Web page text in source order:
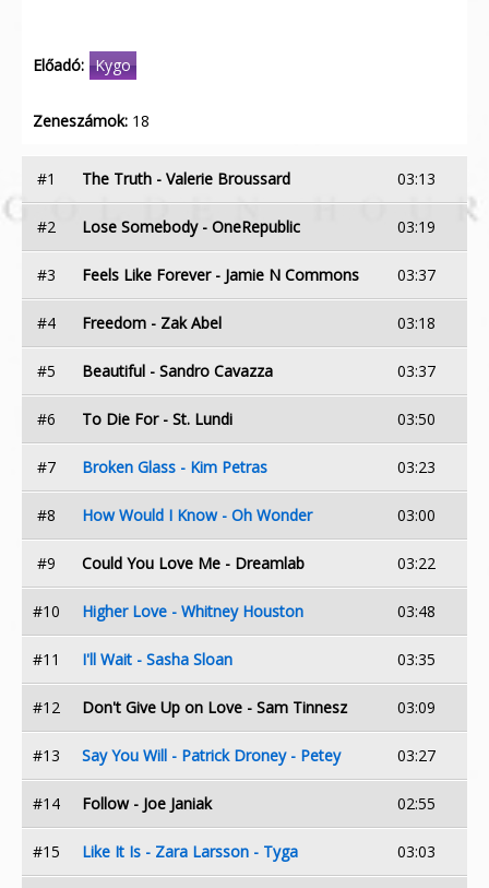
Előadó: Kygo
Zeneszámok: 18
#1 The Truth - Valerie Broussard 03:13
#2 Lose Somebody - OneRepublic 03:19
#3 Feels Like Forever - Jamie N Commons 03:37
#4 Freedom - Zak Abel 03:18
#5 Beautiful - Sandro Cavazza 03:37
#6 To Die For - St. Lundi 03:50
#7 Broken Glass - Kim Petras 03:23
#8 How Would I Know - Oh Wonder 03:00
#9 Could You Love Me - Dreamlab 03:22
#10 Higher Love - Whitney Houston 03:48
#11 I'll Wait - Sasha Sloan 03:35
#12 Don't Give Up on Love - Sam Tinnesz 03:09
#13 Say You Will - Patrick Droney - Petey 03:27
#14 Follow - Joe Janiak 02:55
#15 Like It Is - Zara Larsson - Tyga 03:03